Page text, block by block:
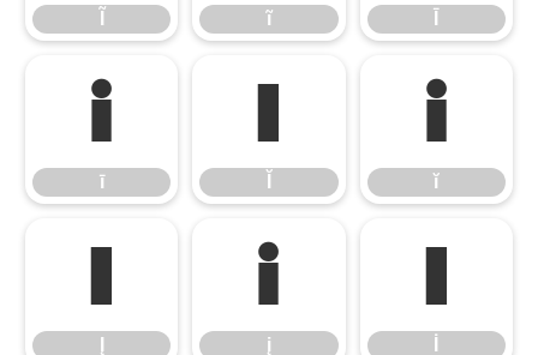
ĩ
ī
ī
Ĭ ĭ
ĭ
Į į
į
İ